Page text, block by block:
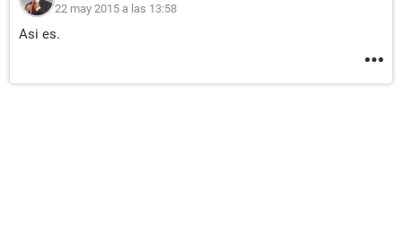
22 may 2015 a las 13:58
Asi es.